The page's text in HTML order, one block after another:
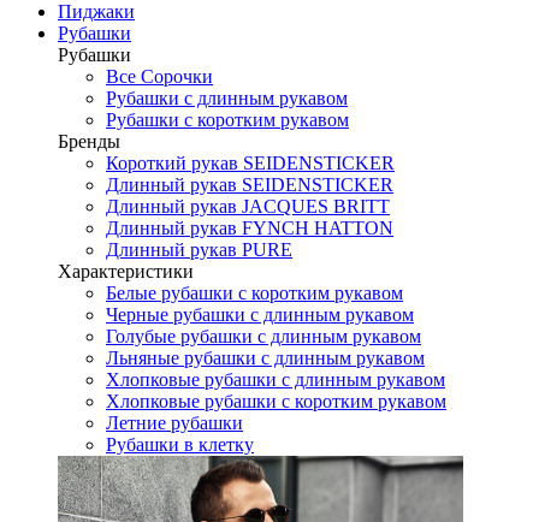
Пиджаки
Рубашки
Рубашки
Все Сорочки
Рубашки с длинным рукавом
Рубашки с коротким рукавом
Бренды
Короткий рукав SEIDENSTICKER
Длинный рукав SEIDENSTICKER
Длинный рукав JAСQUES BRITT
Длинный рукав FYNCH HATTON
Длинный рукав PURE
Характеристики
Белые рубашки с коротким рукавом
Черные рубашки с длинным рукавом
Голубые рубашки с длинным рукавом
Льняные рубашки с длинным рукавом
Хлопковые рубашки с длинным рукавом
Хлопковые рубашки с коротким рукавом
Летние рубашки
Рубашки в клетку